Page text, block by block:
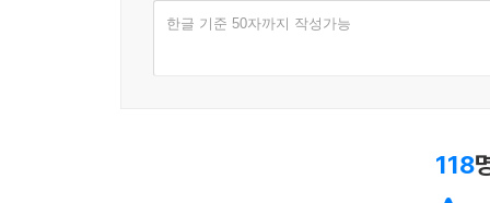
한글 기준 50자까지 작성가능
118